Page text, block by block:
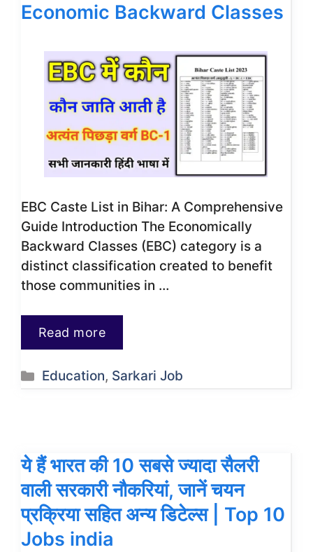
Economic Backward Classes
EBC Caste List in Bihar: A Comprehensive
Guide Introduction The Economically
Backward Classes (EBC) category is a
distinct classification created to benefit
those communities in …
Read more
Categories
Education, Sarkari Job
ये हैं भारत की 10 सबसे ज्यादा सैलरी
वाली सरकारी नौकरियां, जानें चयन
प्रक्रिया सहित अन्य डिटेल्स | Top 10
Jobs india